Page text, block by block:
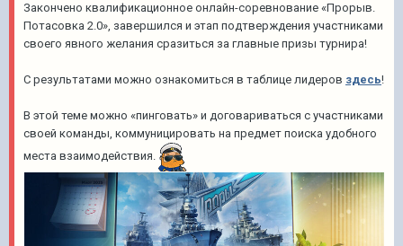
Закончено квалификационное онлайн-соревнование «Прорыв.
Потасовка 2.0», завершился и этап подтверждения участниками
своего явного желания сразиться за главные призы турнира!
С результатами можно ознакомиться в таблице лидеров здесь!
В этой теме можно «пинговать» и договариваться с участниками
своей команды, коммуницировать на предмет поиска удобного
места взаимодействия.